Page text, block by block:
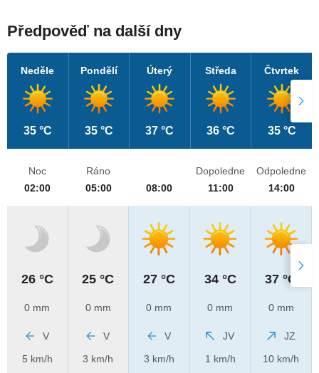
Předpověď na další dny
Neděle
35 °C
Pondělí
35 °C
Úterý
37 °C
Středa
36 °C
Čtvrtek
35 °C
Noc
02:00
26 °C
0 mm
V
5 km/h
Ráno
05:00
25 °C
0 mm
V
3 km/h
08:00
27 °C
0 mm
V
3 km/h
Dopoledne
11:00
34 °C
0 mm
JV
1 km/h
Odpoledne
14:00
37 °C
0 mm
JZ
10 km/h